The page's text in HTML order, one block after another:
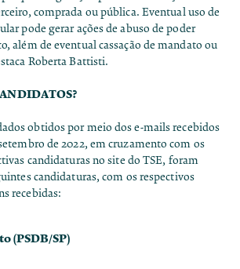
comprada ou pública. Eventual uso de
pode gerar ações de abuso de poder
além de eventual cassação de mandato ou
Roberta Battisti.
obtidos por meio dos e-mails recebidos
de 2022, em cruzamento com os
candidaturas no site do TSE, foram
candidaturas, com os respectivos
recebidas:
(PSDB/SP)